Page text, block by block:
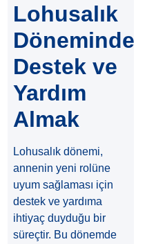
Lohusalık
Döneminde
Destek ve
Yardım
Almak
Lohusalık dönemi,
annenin yeni rolüne
uyum sağlaması için
destek ve yardıma
ihtiyaç duyduğu bir
süreçtir. Bu dönemde